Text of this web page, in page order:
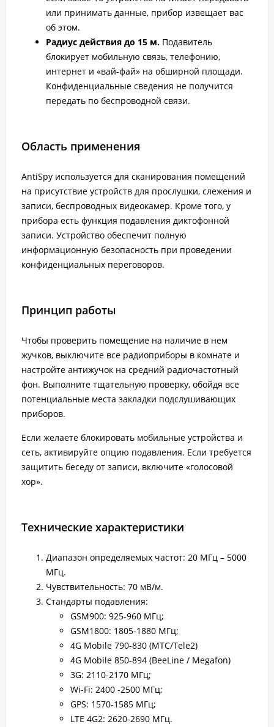
или принимать данные, прибор извещает вас
об этом.
Радиус действия до 15 м. Подавитель
блокирует мобильную связь, телефонию,
интернет и «вай-фай» на обширной площади.
Конфиденциальные сведения не получится
передать по беспроводной связи.
Область применения
AntiSpy используется для сканирования помещений
на присутствие устройств для прослушки, слежения и
записи, беспроводных видеокамер. Кроме того, у
прибора есть функция подавления диктофонной
записи. Устройство обеспечит полную
информационную безопасность при проведении
конфиденциальных переговоров.
Принцип работы
Чтобы проверить помещение на наличие в нем
жучков, выключите все радиоприборы в комнате и
настройте антижучок на средний радиочастотный
фон. Выполните тщательную проверку, обойдя все
потенциальные места закладки подслушивающих
приборов.
Если желаете блокировать мобильные устройства и
сеть, активируйте опцию подавления. Если требуется
защитить беседу от записи, включите «голосовой
хор».
Технические характеристики
Диапазон определяемых частот: 20 МГц – 5000
МГц.
Чувствительность: 70 мВ/м.
Стандарты подавления:
GSM900: 925-960 МГц;
GSM1800: 1805-1880 МГц;
4G Mobile 790-830 (MTC/Tele2)
4G Mobile 850-894 (BeeLine / Megafon)
3G: 2110-2170 МГц;
Wi-Fi: 2400 -2500 МГц;
GPS: 1570-1585 МГц;
LTE 4G2: 2620-2690 МГц.